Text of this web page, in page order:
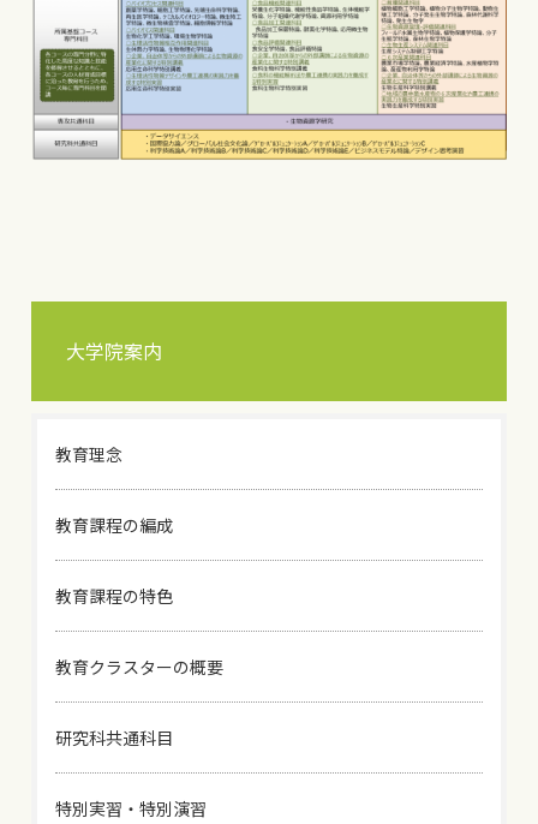
大学院案内
教育理念
教育課程の編成
教育課程の特色
教育クラスターの概要
研究科共通科目
特別実習・特別演習